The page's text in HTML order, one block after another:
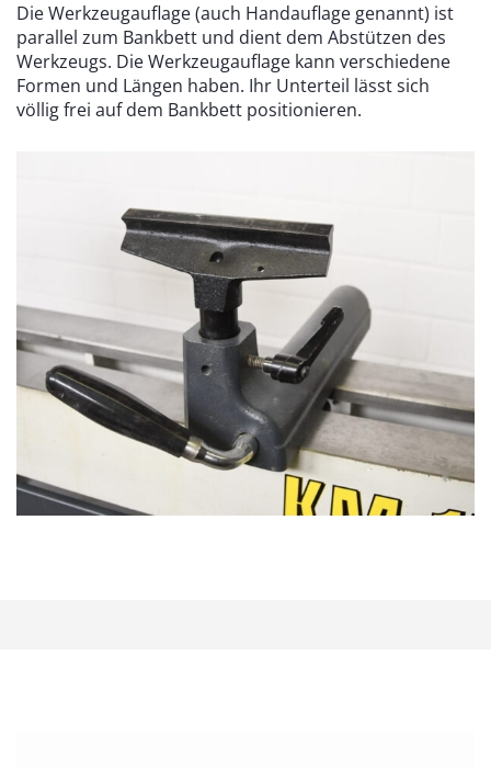
Die Werkzeugauflage (auch Handauflage genannt) ist
parallel zum Bankbett und dient dem Abstützen des
Werkzeugs. Die Werkzeugauflage kann verschiedene
Formen und Längen haben. Ihr Unterteil lässt sich
völlig frei auf dem Bankbett positionieren.